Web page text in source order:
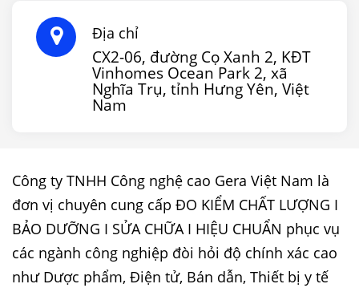
Địa chỉ
CX2-06, đường Cọ Xanh 2, KĐT
Vinhomes Ocean Park 2, xã
Nghĩa Trụ, tỉnh Hưng Yên, Việt
Nam
Công ty TNHH Công nghệ cao Gera Việt Nam là
đơn vị chuyên cung cấp ĐO KIỂM CHẤT LƯỢNG I
BẢO DƯỠNG I SỬA CHỮA I HIỆU CHUẨN phục vụ
các ngành công nghiệp đòi hỏi độ chính xác cao
như Dược phẩm, Điện tử, Bán dẫn, Thiết bị y tế